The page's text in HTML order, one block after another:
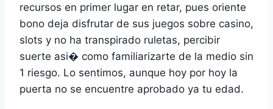
recursos en primer lugar en retar, pues oriente
bono deja disfrutar de sus juegos sobre casino,
slots y no ha transpirado ruletas, percibir
suerte asi� como familiarizarte de la medio sin
1 riesgo. Lo sentimos, aunque hoy por hoy la
puerta no se encuentre aprobado ya tu edad.